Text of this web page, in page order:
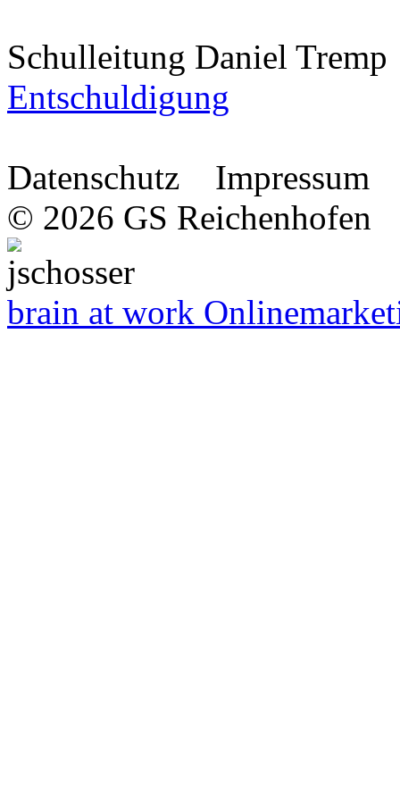
Schulleitung Daniel Tremp
Entschuldigung
Datenschutz Impressum
© 2026 GS Reichenhofen
brain at work